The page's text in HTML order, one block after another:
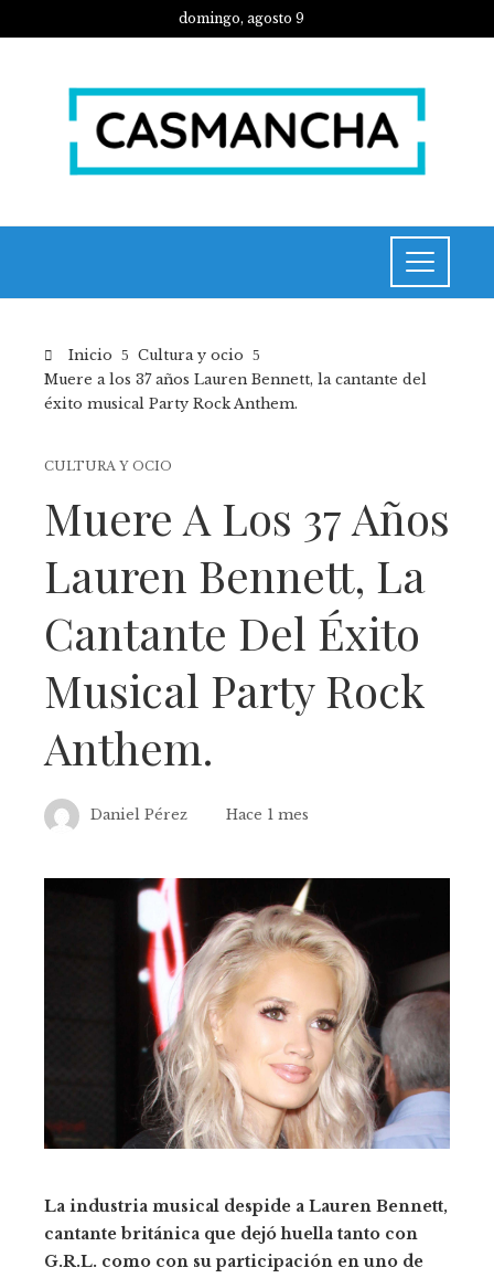
domingo, agosto 9
Inicio
Cultura y ocio
Muere a los 37 años Lauren Bennett, la cantante del
éxito musical Party Rock Anthem.
CULTURA Y OCIO
Muere A Los 37 Años
Lauren Bennett, La
Cantante Del Éxito
Musical Party Rock
Anthem.
Daniel Pérez Hace 1 mes
La industria musical despide a Lauren Bennett,
cantante británica que dejó huella tanto con
G.R.L. como con su participación en uno de